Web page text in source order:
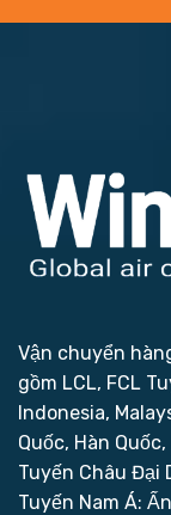
Vận chuyển
gồm LCL, FCL
Indonesia,
Quốc, Hàn
Tuyến Châu Đại
Tuyến Nam Á: